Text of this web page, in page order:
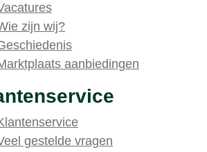
zijn wij?
aanbiedingen
gestelde vragen